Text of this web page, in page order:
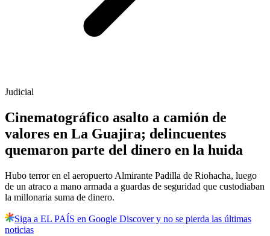
Judicial
Cinematográfico asalto a camión de
valores en La Guajira; delincuentes
quemaron parte del dinero en la huida
Hubo terror en el aeropuerto Almirante Padilla de Riohacha, luego
de un atraco a mano armada a guardas de seguridad que custodiaban
la millonaria suma de dinero.
Siga a EL PAÍS en Google Discover y no se pierda las últimas
noticias